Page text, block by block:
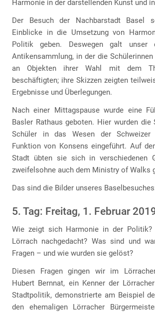
Harmonie in der darstellenden Kunst und
Der Besuch der Nachbarstadt Basel
Einblicke in die Umsetzung von
Politik geben. Deswegen galt
Antikensammlung, in der die
an Objekten ihrer Wahl mit dem
beschäftigten; ihre Skizzen zeigten
Ergebnisse und Überlegungen.
Nach einer Mittagspause wurde eine
Basler Rathaus geboten. Hier wurden die
Schüler in das Wesen der
Funktion von Konsens eingeführt. Auf
Stadt übten sie sich in verschiedenen
zweifelsohne auch dem Ministry of Walks
Das sind die Bilder unseres
5. Tag: Freitag, 1. Februar
Wie zeigt sich Harmonie in der Politik?
Lörrach nachgedacht? Was sind und
Fragen – und wie wurden sie gelöst?
Diesen Fragen gingen wir im
Hubert Bernnat, ein Kenner der
Stadtpolitik, demonstrierte am Beispiel
den ehemaligen Lörracher